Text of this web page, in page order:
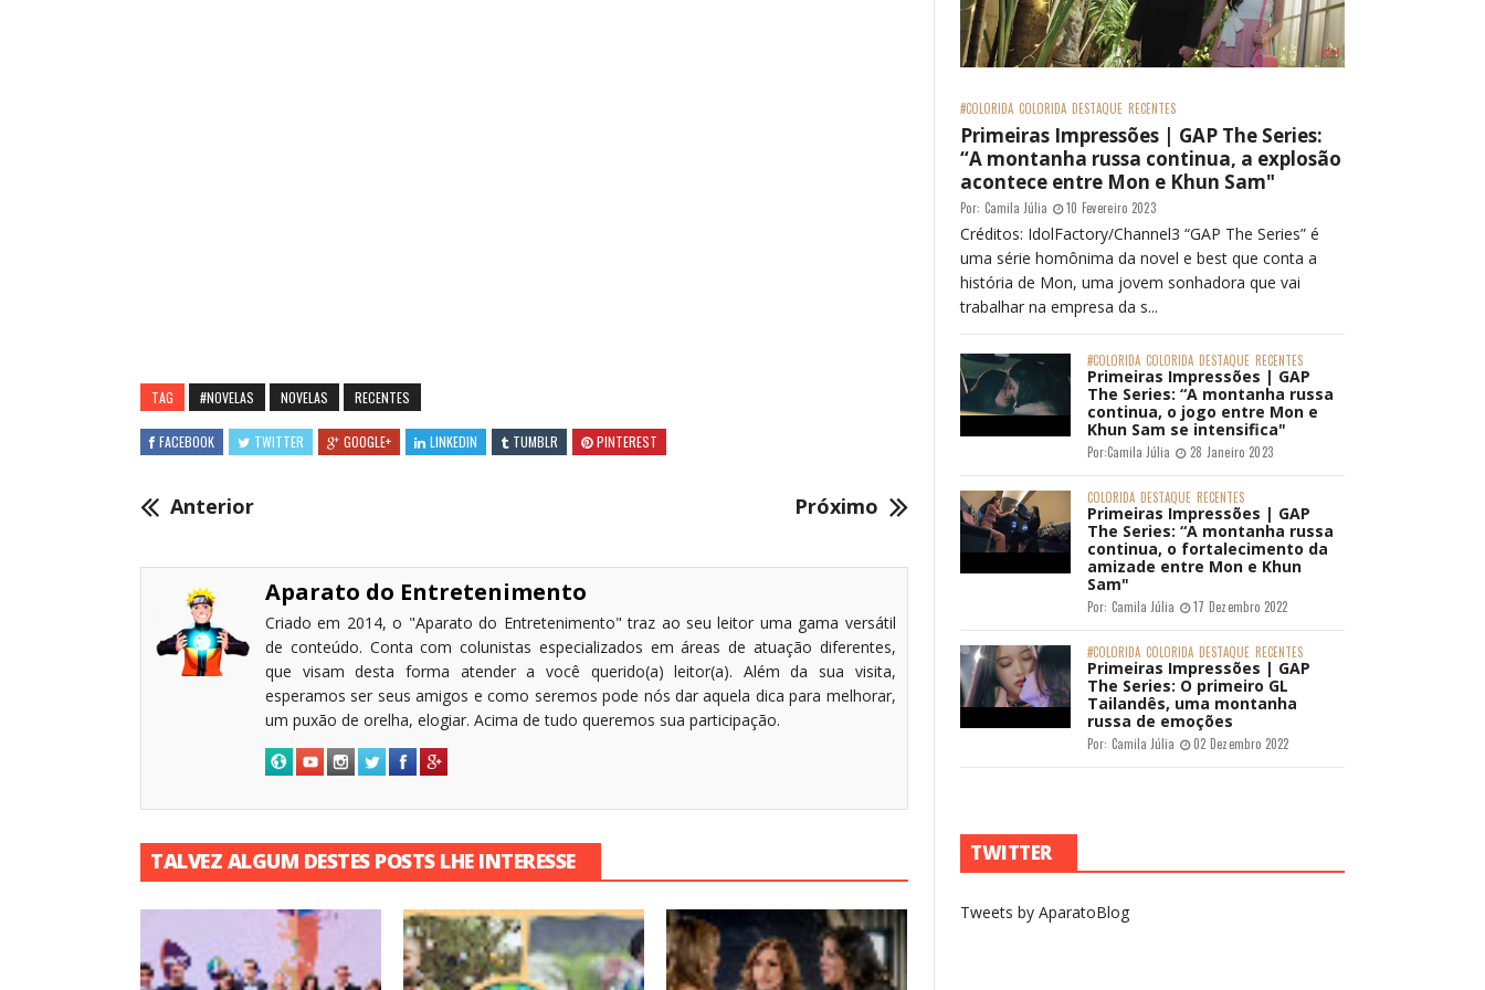
TAG #NOVELAS NOVELAS RECENTES
FACEBOOK TWITTER GOOGLE+ LINKEDIN TUMBLR PINTEREST
Anterior Próximo
Aparato do Entretenimento
Criado em 2014, o "Aparato do Entretenimento" traz ao seu leitor uma gama versátil
de conteúdo. Conta com colunistas especializados em áreas de atuação diferentes,
que visam desta forma atender a você querido(a) leitor(a). Além da sua visita,
esperamos ser seus amigos e como seremos pode nós dar aquela dica para melhorar,
um puxão de orelha, elogiar. Acima de tudo queremos sua participação.
TALVEZ ALGUM DESTES POSTS LHE INTERESSE
#COLORIDA COLORIDA DESTAQUE RECENTES
Primeiras Impressões | GAP The Series:
“A montanha russa continua, a explosão
acontece entre Mon e Khun Sam"
Por: Camila Júlia 10 Fevereiro 2023
Créditos: IdolFactory/Channel3 “GAP The Series” é
uma série homônima da novel e best que conta a
história de Mon, uma jovem sonhadora que vai
trabalhar na empresa da s...
#COLORIDA COLORIDA DESTAQUE RECENTES
Primeiras Impressões | GAP
The Series: “A montanha russa
continua, o jogo entre Mon e
Khun Sam se intensifica"
Por:Camila Júlia 28 Janeiro 2023
COLORIDA DESTAQUE RECENTES
Primeiras Impressões | GAP
The Series: “A montanha russa
continua, o fortalecimento da
amizade entre Mon e Khun
Sam"
Por: Camila Júlia 17 Dezembro 2022
#COLORIDA COLORIDA DESTAQUE RECENTES
Primeiras Impressões | GAP
The Series: O primeiro GL
Tailandês, uma montanha
russa de emoções
Por: Camila Júlia 02 Dezembro 2022
TWITTER
Tweets by AparatoBlog